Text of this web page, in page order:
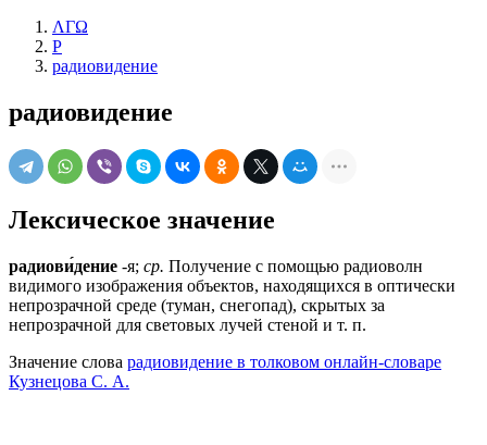
ΛΓΩ
Р
радиовидение
радиовидение
Лексическое значение
радиови́дение -я; ср. Получение с помощью радиоволн
видимого изображения объектов, находящихся в оптически
непрозрачной среде (туман, снегопад), скрытых за
непрозрачной для световых лучей стеной и т. п.
Значение слова радиовидение в толковом онлайн-словаре
Кузнецова С. А.